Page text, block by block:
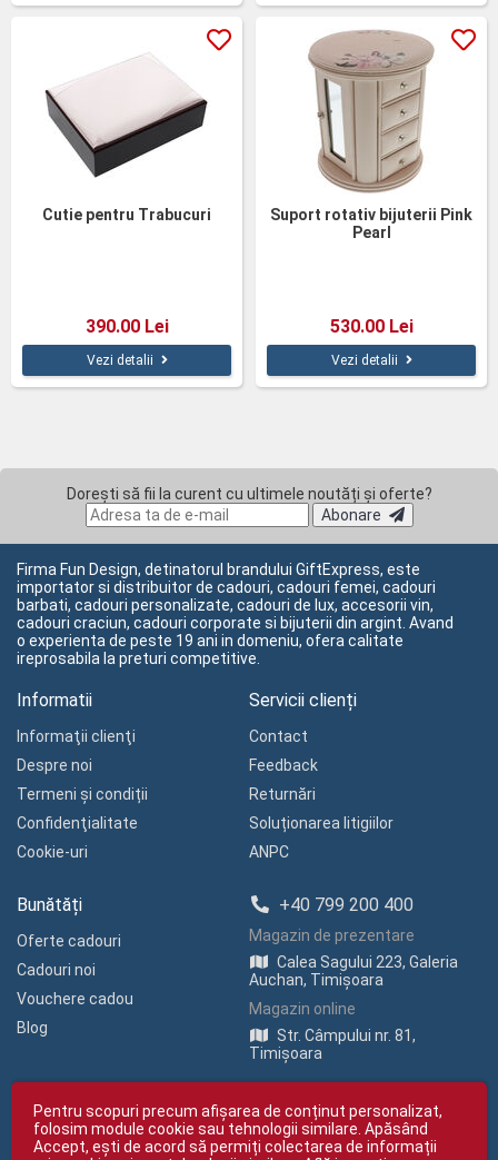
Cutie pentru Trabucuri
390.00 Lei
Vezi detalii
Suport rotativ bijuterii Pink
Pearl
530.00 Lei
Vezi detalii
Dorești să fii la curent cu ultimele noutăți și oferte?
Abonare
Firma Fun Design, detinatorul brandului GiftExpress, este
importator si distribuitor de cadouri, cadouri femei, cadouri
barbati, cadouri personalizate, cadouri de lux, accesorii vin,
cadouri craciun, cadouri corporate si bijuterii din argint. Avand
o experienta de peste 19 ani in domeniu, ofera calitate
ireprosabila la preturi competitive.
Informatii
Informaţii clienţi
Despre noi
Termeni și condiții
Confidenţialitate
Cookie-uri
Servicii clienți
Contact
Feedback
Returnări
Soluționarea litigiilor
ANPC
Bunătăți
Oferte cadouri
Cadouri noi
Vouchere cadou
Blog
+40 799 200 400
Magazin de prezentare
Calea Sagului 223, Galeria
Auchan, Timișoara
Magazin online
Str. Câmpului nr. 81,
Timișoara
Pentru scopuri precum afișarea de conținut personalizat,
folosim module cookie sau tehnologii similare. Apăsând
Accept, ești de acord să permiți colectarea de informații